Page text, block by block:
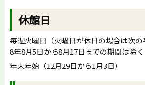
休館日
毎週火曜日（火曜日が休日の場合は次
8年8月5日から8月17日までの期間は除く
年末年始（12月29日から1月3日）